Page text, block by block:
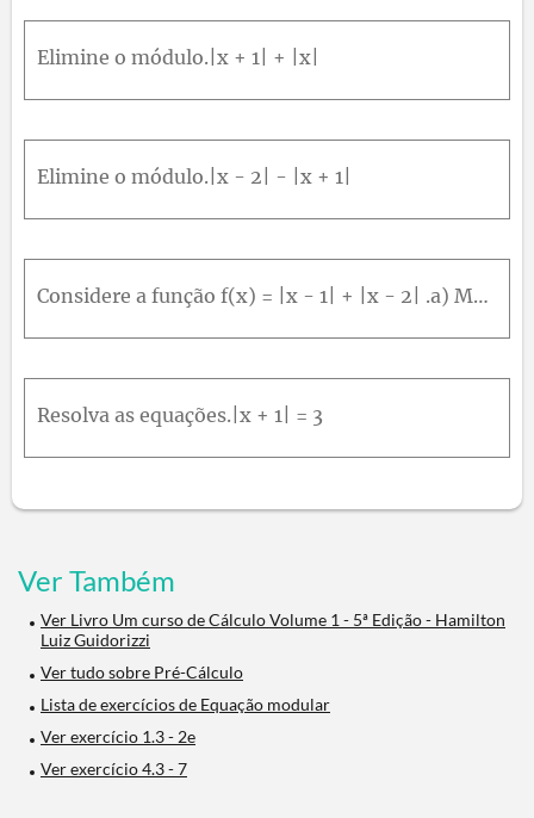
Elimine o módulo.|x + 1| + |x|
Elimine o módulo.|x - 2| - |x + 1|
Considere a função f(x) = |x - 1| + |x - 2| .a) Mostre que f(x) = {-2x + 3, se x ≤ 1} 1s e 1x2 2x - 3 se x = 2} b) Esboce o gráfico de f .
Resolva as equações.|x + 1| = 3
Ver Também
Ver Livro Um curso de Cálculo Volume 1 - 5ª Edição - Hamilton
Luiz Guidorizzi
Ver tudo sobre Pré-Cálculo
Lista de exercícios de Equação modular
Ver exercício 1.3 - 2e
Ver exercício 4.3 - 7